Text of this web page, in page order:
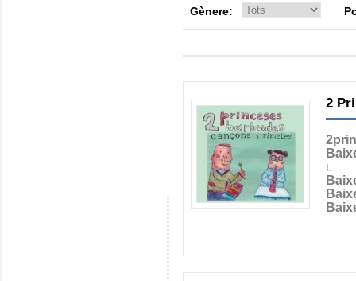
Gènere:
2
i.